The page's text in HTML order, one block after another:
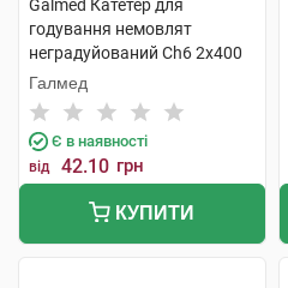
Galmed Катетер для
годування немовлят
неградуйований Ch6 2x400
мм 1 шт
Галмед
Є в наявності
від 42.10 грн
КУПИТИ